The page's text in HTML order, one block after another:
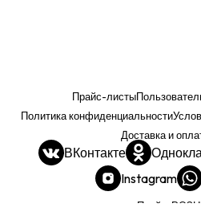
Прайс-листы
Политика конфиденциальности
Доставка и
ВКонтакте
Instagram
Прайс.